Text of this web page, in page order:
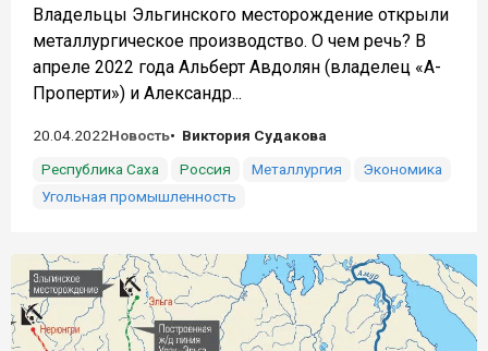
Владельцы Эльгинского месторождение открыли
металлургическое производство. О чем речь? В
апреле 2022 года Альберт Авдолян (владелец «А-
Проперти») и Александр...
20.04.2022Новость
Виктория Судакова
Республика Саха
Россия Металлургия
Экономика
Угольная промышленность